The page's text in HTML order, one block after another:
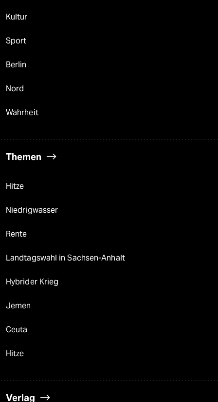
Kultur
Sport
Berlin
Nord
Wahrheit
Themen
Hitze
Niedrigwasser
Rente
Landtagswahl in Sachsen-Anhalt
Hybrider Krieg
Jemen
Ceuta
Hitze
Verlag